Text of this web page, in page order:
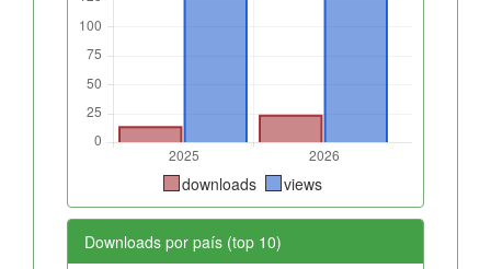
downloads views
Downloads por país (top 10)